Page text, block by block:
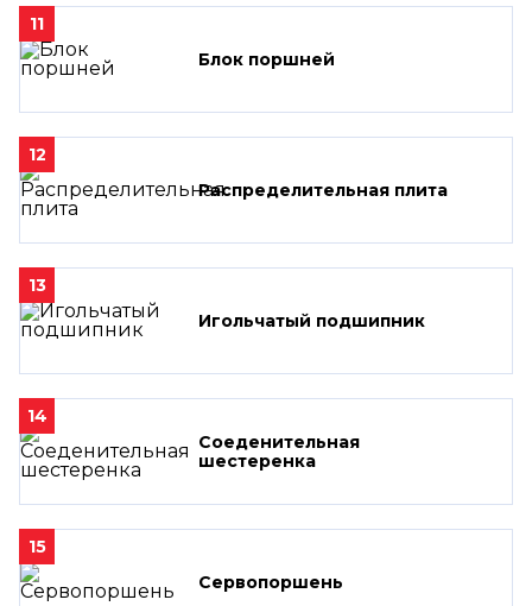
11
Блок поршней
12
Распределительная плита
13
Игольчатый подшипник
14
Соеденительная
шестеренка
15
Сервопоршень